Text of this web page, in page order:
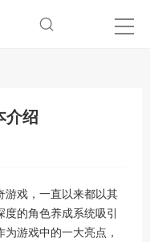
介绍
游戏，一直以来都以其
的角色养成系统吸引
游戏中的一大亮点，